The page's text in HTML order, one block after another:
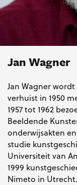
Jan Wagner
Jan Wagner
verhuist in 1950
1957 tot 1962
Beeldende
onderwijsakten
studie
Universiteit van
1999
Nimeto in Utrecht.